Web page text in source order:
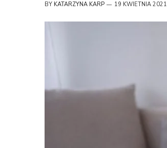
BY KATARZYNA KARP 19 KWIETNIA 2021